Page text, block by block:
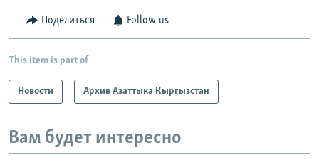
Поделиться Follow us
This item is part of
Новости Архив Азаттыка Кыргызстан
Вам будет интересно